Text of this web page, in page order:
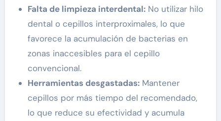
Falta de limpieza interdental:No utilizar hilo
dental o cepillos interproximales, lo que
favorece la acumulación de bacterias en
zonas inaccesibles para el cepillo
convencional.
Herramientas desgastadas:Mantener
cepillos por más tiempo del recomendado,
lo que reduce su efectividad y acumula